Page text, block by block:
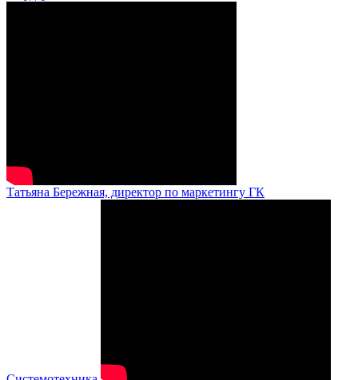
Татьяна Бережная, директор по маркетингу ГК